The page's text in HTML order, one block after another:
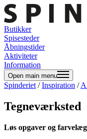
Butikker
Spisesteder
Åbningstider
Aktiviteter
Information
Open main menu
Spinderiet /Inspiration /
Tegneværksted
Løs opgaver og